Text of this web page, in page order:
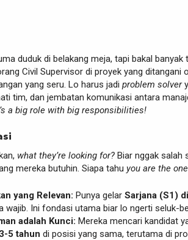
duduk di belakang meja, tapi bakal banyak
Civil Supervisor di proyek yang ditangani
yang seru. Lo harus jadi problem solver
tim, dan jembatan komunikasi antara
a big role with big responsibilities!
what they’re looking for? Biar nggak salah
mereka butuhin. Siapa tahu you are the
yang Relevan: Punya gelar Sarjana (S1)
wajib. Ini fondasi utama biar lo ngerti seluk-
adalah Kunci: Mereka mencari kandidat
5 tahun di posisi yang sama, terutama di